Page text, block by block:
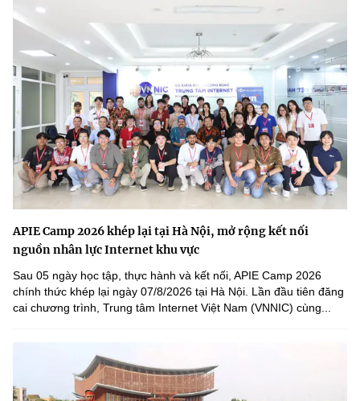
APIE Camp 2026 khép lại tại Hà Nội, mở rộng kết nối
nguồn nhân lực Internet khu vực
Sau 05 ngày học tập, thực hành và kết nối, APIE Camp 2026
chính thức khép lại ngày 07/8/2026 tại Hà Nội. Lần đầu tiên đăng
cai chương trình, Trung tâm Internet Việt Nam (VNNIC) cùng...